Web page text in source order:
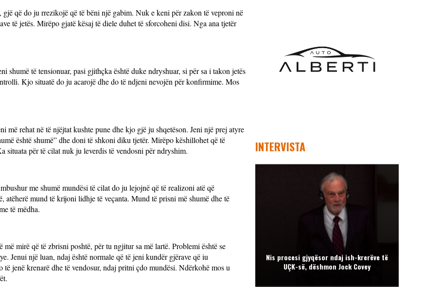
që do ju rrezikojë që të bëni një gabim. Nuk e keni për zakon të veproni në
të jetës. Mirëpo gjatë kësaj të diele duhet të sforcoheni disi. Nga ana tjetër
të tensionuar, pasi gjithçka është duke ndryshuar, si për sa i takon jetës
Kjo situatë do ju acarojë dhe do të ndjeni nevojën për konfirmime. Mos
rehat në të njëjtat kushte pune dhe kjo gjë ju shqetëson. Jeni një prej atyre
është shumë” dhe doni të shkoni diku tjetër. Mirëpo këshillohet që të
situata për të cilat nuk ju leverdis të vendosni për ndryshim.
me shumë mundësi të cilat do ju lejojnë që të realizoni atë që
atëherë mund të krijoni lidhje të veçanta. Mund të prisni më shumë dhe të
të mëdha.
mirë që të zbrisni poshtë, për tu ngjitur sa më lartë. Problemi është se
Jenui një luan, ndaj është normale që të jeni kundër gjërave që iu
jenë krenarë dhe të vendosur, ndaj pritni çdo mundësi. Ndërkohë mos u
INTERVISTA
Nis procesi gjyqësor ndaj ish-krerëve të
UÇK-së, dëshmon Jock Covey